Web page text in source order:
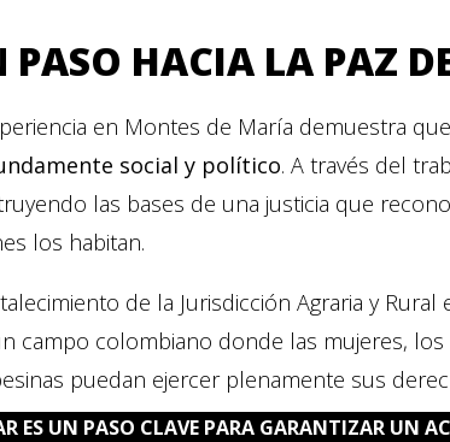
PASO HACIA LA PAZ
en Montes de María demuestra que
social y político. A través del
las bases de una justicia que
los habitan.
de la Jurisdicción Agraria y Rural
campo colombiano donde las mujeres,
puedan ejercer plenamente sus
ES UN PASO CLAVE PARA GARANTIZAR UN